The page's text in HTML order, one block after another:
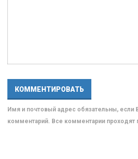
Имя и почтовый адрес обязательны, если
комментарий. Все комментарии